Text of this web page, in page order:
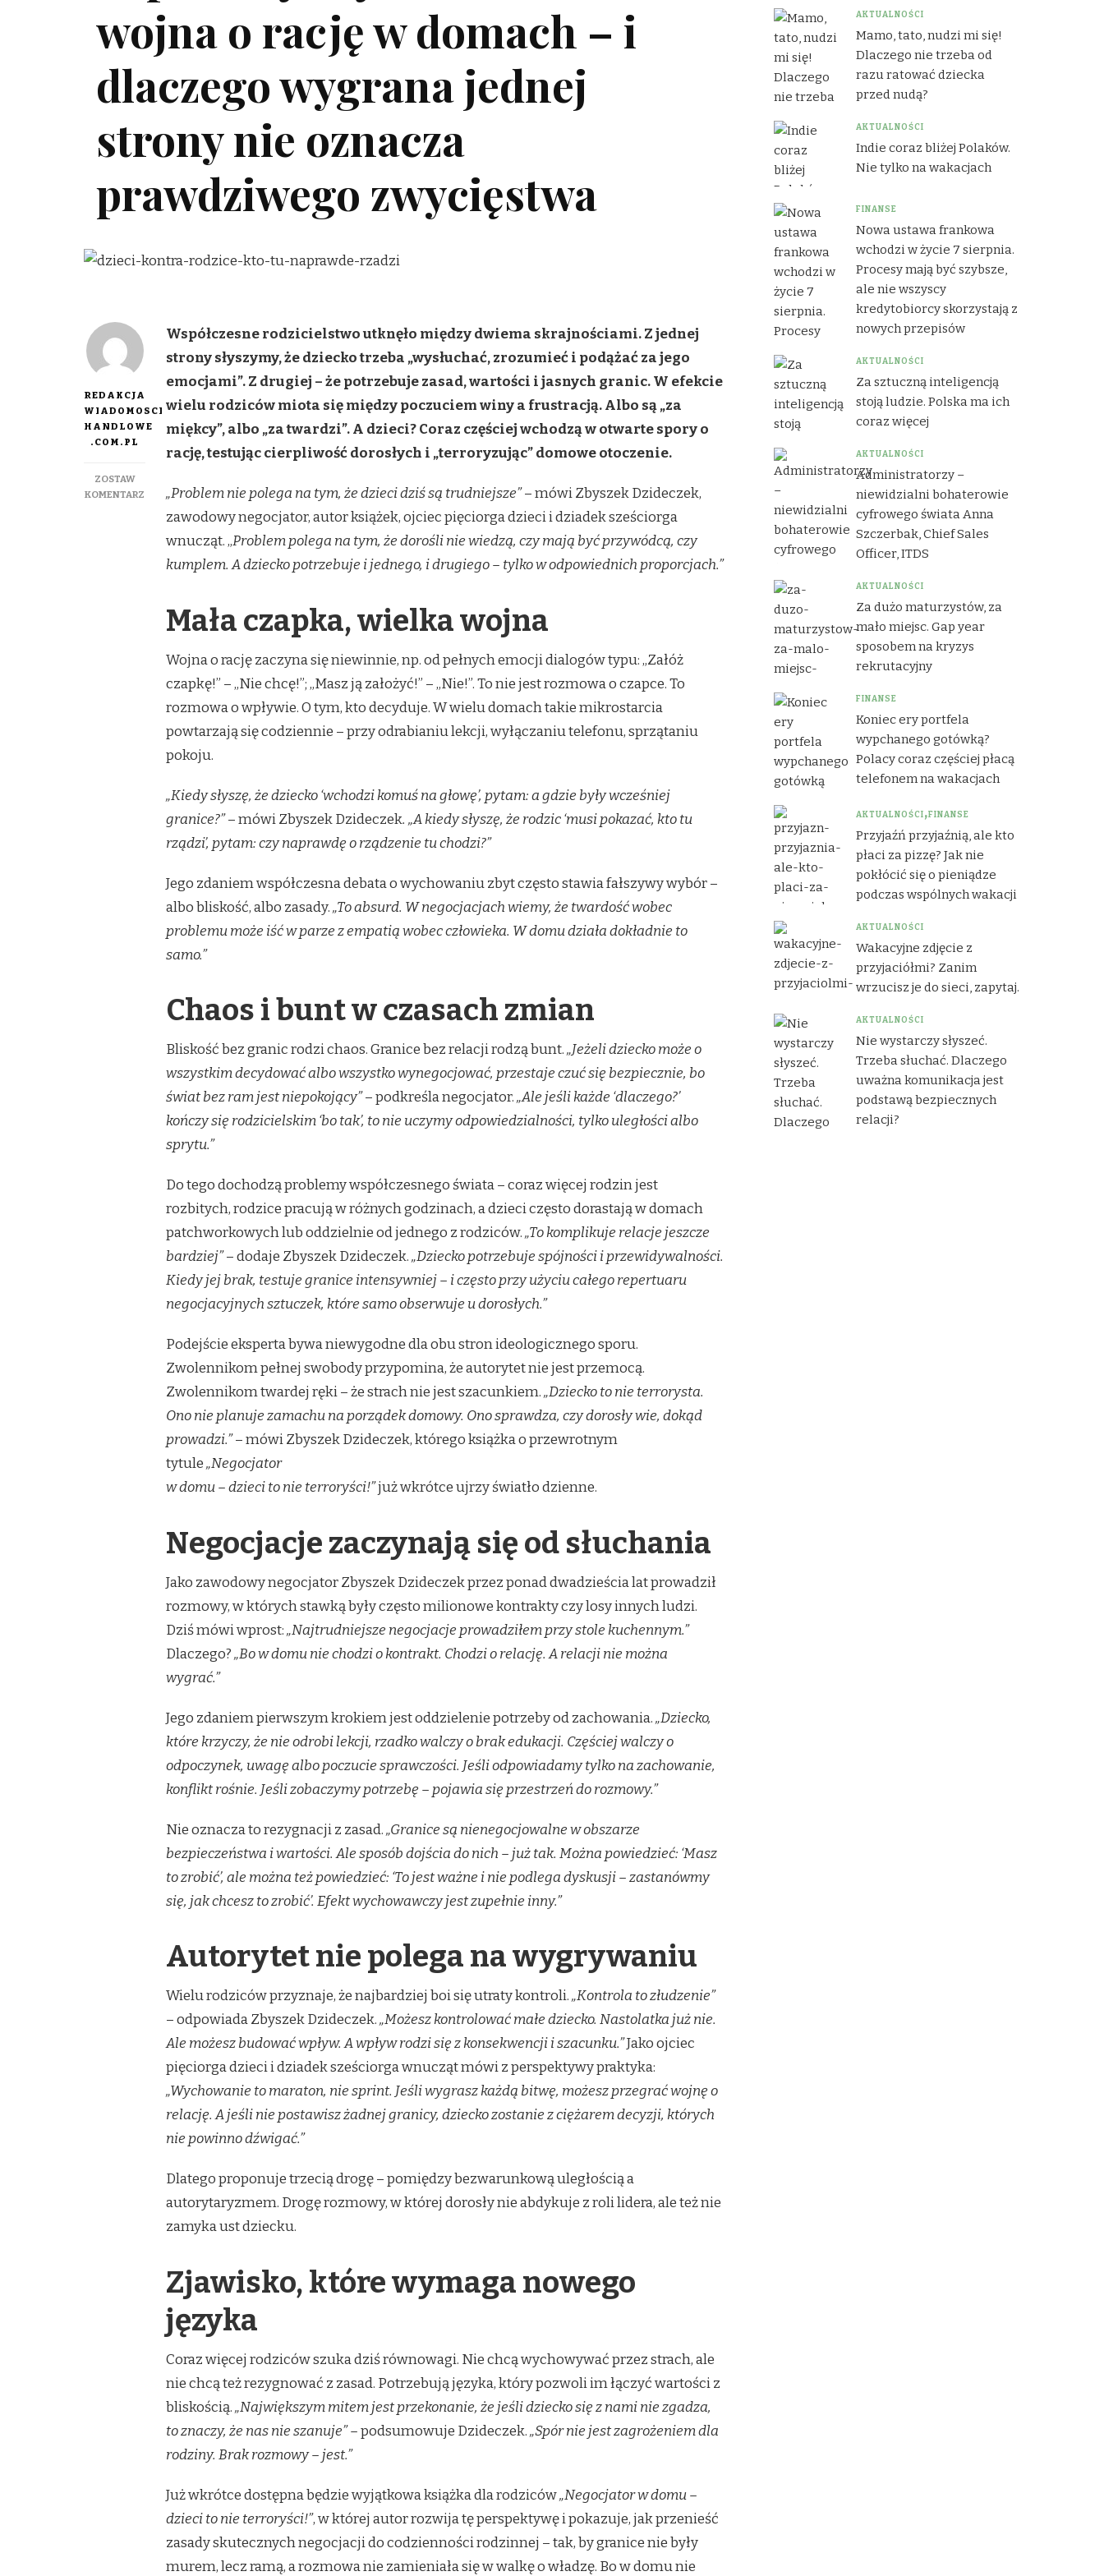
wojna o rację w domach – i
dlaczego wygrana jednej
strony nie oznacza
prawdziwego zwycięstwa
REDAKCJA
WIADOMOSCI
HANDLOWE
.COM.PL
ZOSTAW
KOMENTARZ
KONTRA
RODZICE:
CICHA
RACJĘ
DOMACH
DLACZEGO
JEDNEJ
PRAWDZIWEGO
Współczesne rodzicielstwo utknęło między dwiema skrajnościami. Z jednej
strony słyszymy, że dziecko trzeba „wysłuchać, zrozumieć i podążać za jego
emocjami”. Z drugiej – że potrzebuje zasad, wartości i jasnych granic. W efekcie
wielu rodziców miota się między poczuciem winy a frustracją. Albo są „za
miękcy”, albo „za twardzi”. A dzieci? Coraz częściej wchodzą w otwarte spory o
rację, testując cierpliwość dorosłych i „terroryzując” domowe otoczenie.
„Problem nie polega na tym, że dzieci dziś są trudniejsze”– mówi Zbyszek Dzideczek,
zawodowy negocjator, autor książek, ojciec pięciorga dzieci i dziadek sześciorga
wnucząt. „Problem polega na tym, że dorośli nie wiedzą, czy mają być przywódcą, czy
kumplem. A dziecko potrzebuje i jednego, i drugiego – tylko w odpowiednich proporcjach.”
Mała czapka, wielka wojna
Wojna o rację zaczyna się niewinnie, np. od pełnych emocji dialogów typu: „Załóż
czapkę!” – „Nie chcę!”; „Masz ją założyć!” – „Nie!”. To nie jest rozmowa o czapce. To
rozmowa o wpływie. O tym, kto decyduje. W wielu domach takie mikrostarcia
powtarzają się codziennie – przy odrabianiu lekcji, wyłączaniu telefonu, sprzątaniu
pokoju.
„Kiedy słyszę, że dziecko ‘wchodzi komuś na głowę’, pytam: a gdzie były wcześniej
granice?”– mówi Zbyszek Dzideczek. „A kiedy słyszę, że rodzic ‘musi pokazać, kto tu
rządzi’, pytam: czy naprawdę o rządzenie tu chodzi?”
Jego zdaniem współczesna debata o wychowaniu zbyt często stawia fałszywy wybór –
albo bliskość, albo zasady.„To absurd. W negocjacjach wiemy, że twardość wobec
problemu może iść w parze z empatią wobec człowieka. W domu działa dokładnie to
samo.”
Chaos i bunt w czasach zmian
Bliskość bez granic rodzi chaos. Granice bez relacji rodzą bunt.„Jeżeli dziecko może o
wszystkim decydować albo wszystko wynegocjować, przestaje czuć się bezpiecznie, bo
świat bez ram jest niepokojący”– podkreśla negocjator.„Ale jeśli każde ‘dlaczego?’
kończy się rodzicielskim ‘bo tak’, to nie uczymy odpowiedzialności, tylko uległości albo
sprytu.”
Do tego dochodzą problemy współczesnego świata – coraz więcej rodzin jest
rozbitych, rodzice pracują w różnych godzinach, a dzieci często dorastają w domach
patchworkowych lub oddzielnie od jednego z rodziców.„To komplikuje relacje jeszcze
bardziej”– dodaje Zbyszek Dzideczek.„Dziecko potrzebuje spójności i przewidywalności.
Kiedy jej brak, testuje granice intensywniej – i często przy użyciu całego repertuaru
negocjacyjnych sztuczek, które samo obserwuje u dorosłych.”
Podejście eksperta bywa niewygodne dla obu stron ideologicznego sporu.
Zwolennikom pełnej swobody przypomina, że autorytet nie jest przemocą.
Zwolennikom twardej ręki – że strach nie jest szacunkiem.„Dziecko to nie terrorysta.
Ono nie planuje zamachu na porządek domowy. Ono sprawdza, czy dorosły wie, dokąd
prowadzi.”– mówi Zbyszek Dzideczek, którego książka o przewrotnym
tytule„Negocjator
w domu – dzieci to nie terroryści!”już wkrótce ujrzy światło dzienne.
Negocjacje zaczynają się od słuchania
Jako zawodowy negocjator Zbyszek Dzideczek przez ponad dwadzieścia lat prowadził
rozmowy, w których stawką były często milionowe kontrakty czy losy innych ludzi.
Dziś mówi wprost:„Najtrudniejsze negocjacje prowadziłem przy stole kuchennym.”
Dlaczego?„Bo w domu nie chodzi o kontrakt. Chodzi o relację. A relacji nie można
wygrać.”
Jego zdaniem pierwszym krokiem jest oddzielenie potrzeby od zachowania.„Dziecko,
które krzyczy, że nie odrobi lekcji, rzadko walczy o brak edukacji. Częściej walczy o
odpoczynek, uwagę albo poczucie sprawczości. Jeśli odpowiadamy tylko na zachowanie,
konflikt rośnie. Jeśli zobaczymy potrzebę – pojawia się przestrzeń do rozmowy.”
Nie oznacza to rezygnacji z zasad.„Granice są nienegocjowalne w obszarze
bezpieczeństwa i wartości. Ale sposób dojścia do nich – już tak. Można powiedzieć: ‘Masz
to zrobić’, ale można też powiedzieć: ‘To jest ważne i nie podlega dyskusji – zastanówmy
się, jak chcesz to zrobić’. Efekt wychowawczy jest zupełnie inny.”
Autorytet nie polega na wygrywaniu
Wielu rodziców przyznaje, że najbardziej boi się utraty kontroli.„Kontrola to złudzenie”
– odpowiada Zbyszek Dzideczek.„Możesz kontrolować małe dziecko. Nastolatka już nie.
Ale możesz budować wpływ. A wpływ rodzi się z konsekwencji i szacunku.”Jako ojciec
pięciorga dzieci i dziadek sześciorga wnucząt mówi z perspektywy praktyka:
„Wychowanie to maraton, nie sprint. Jeśli wygrasz każdą bitwę, możesz przegrać wojnę o
relację. A jeśli nie postawisz żadnej granicy, dziecko zostanie z ciężarem decyzji, których
nie powinno dźwigać.”
Dlatego proponuje trzecią drogę – pomiędzy bezwarunkową uległością a
autorytaryzmem. Drogę rozmowy, w której dorosły nie abdykuje z roli lidera, ale też nie
zamyka ust dziecku.
Zjawisko, które wymaga nowego
języka
Coraz więcej rodziców szuka dziś równowagi. Nie chcą wychowywać przez strach, ale
nie chcą też rezygnować z zasad. Potrzebują języka, który pozwoli im łączyć wartości z
bliskością.„Największym mitem jest przekonanie, że jeśli dziecko się z nami nie zgadza,
to znaczy, że nas nie szanuje” –podsumowuje Dzideczek.„Spór nie jest zagrożeniem dla
rodziny. Brak rozmowy – jest.”
Już wkrótce dostępna będzie wyjątkowa książka dla rodziców„Negocjator w domu –
dzieci to nie terroryści!”, w której autor rozwija tę perspektywę i pokazuje, jak przenieść
zasady skutecznych negocjacji do codzienności rodzinnej – tak, by granice nie były
murem, lecz ramą, a rozmowa nie zamieniała się w walkę o władzę. Bo w domu nie
AKTUALNOŚCI
Mamo, tato, nudzi mi się!
Dlaczego nie trzeba od
razu ratować dziecka
przed nudą?
AKTUALNOŚCI
Indie coraz bliżej Polaków.
Nie tylko na wakacjach
FINANSE
Nowa ustawa frankowa
wchodzi w życie 7 sierpnia.
Procesy mają być szybsze,
ale nie wszyscy
kredytobiorcy skorzystają z
nowych przepisów
AKTUALNOŚCI
Za sztuczną inteligencją
stoją ludzie. Polska ma ich
coraz więcej
AKTUALNOŚCI
Administratorzy –
niewidzialni bohaterowie
cyfrowego świata Anna
Szczerbak, Chief Sales
Officer, ITDS
AKTUALNOŚCI
Za dużo maturzystów, za
mało miejsc. Gap year
sposobem na kryzys
rekrutacyjny
FINANSE
Koniec ery portfela
wypchanego gotówką?
Polacy coraz częściej płacą
telefonem na wakacjach
AKTUALNOŚCI FINANSE
Przyjaźń przyjaźnią, ale kto
płaci za pizzę? Jak nie
pokłócić się o pieniądze
podczas wspólnych wakacji
AKTUALNOŚCI
Wakacyjne zdjęcie z
przyjaciółmi? Zanim
wrzucisz je do sieci, zapytaj.
AKTUALNOŚCI
Nie wystarczy słyszeć.
Trzeba słuchać. Dlaczego
uważna komunikacja jest
podstawą bezpiecznych
relacji?